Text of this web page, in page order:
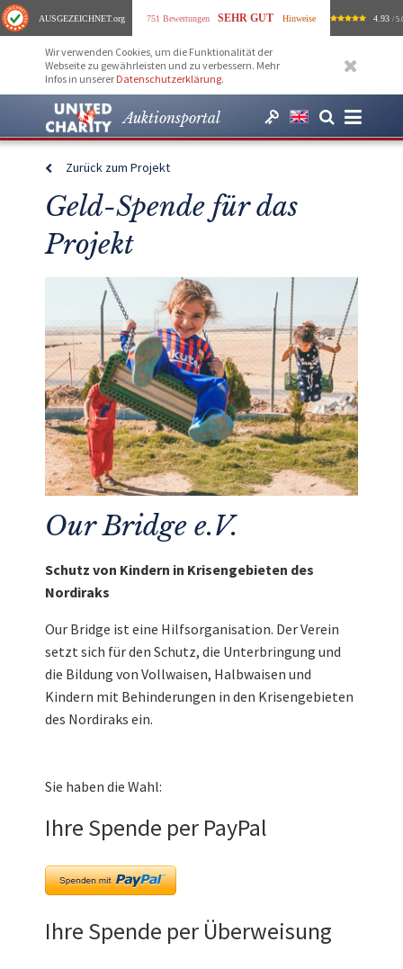
AUSGEZEICHNET.org 751 Bewertungen SEHR GUT Hinweise 4.93 /
Wir verwenden Cookies, um die Funktionalität der
Webseite zu gewährleisten und zu verbessern. Mehr
Infos in unserer Datenschutzerklärung.
Auktionsportal
Zurück zum Projekt
Geld-Spende für das
Projekt
Our Bridge e.V.
Schutz von Kindern in Krisengebieten des
Nordiraks
Our Bridge ist eine Hilfsorganisation. Der Verein
setzt sich für den Schutz, die Unterbringung und
die Bildung von Vollwaisen, Halbwaisen und
Kindern mit Behinderungen in den Krisengebieten
des Nordiraks ein.
Sie haben die Wahl:
Ihre Spende per PayPal
Ihre Spende per Überweisung